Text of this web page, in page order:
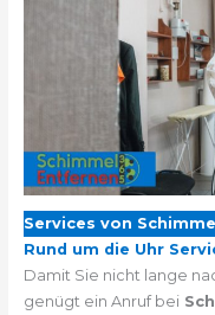
Services von
Rund um die Uhr
Damit Sie nicht lange
genügt ein Anruf bei